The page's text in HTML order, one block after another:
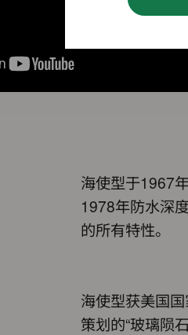
海使型于1967
1978年防水深
的所有特性。
海使型获美国
策划的“玻璃陨